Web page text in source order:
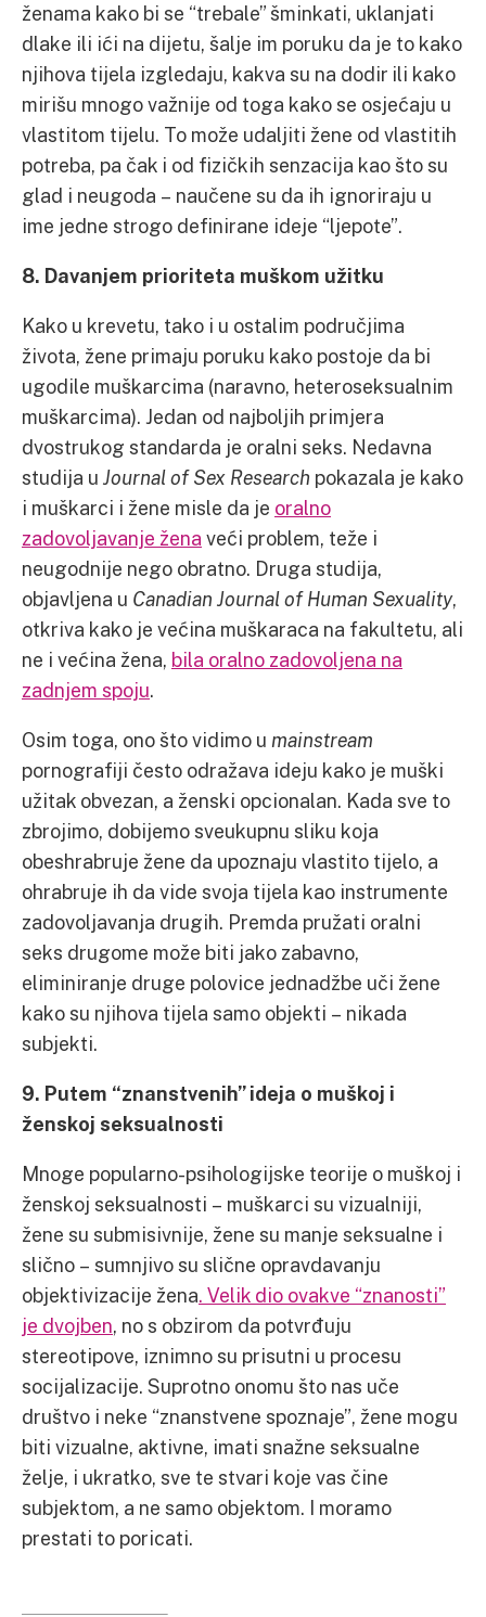
ženama kako bi se “trebale” šminkati, uklanjati
dlake ili ići na dijetu, šalje im poruku da je to kako
njihova tijela izgledaju, kakva su na dodir ili kako
mirišu mnogo važnije od toga kako se osjećaju u
vlastitom tijelu. To može udaljiti žene od vlastitih
potreba, pa čak i od fizičkih senzacija kao što su
glad i neugoda – naučene su da ih ignoriraju u
ime jedne strogo definirane ideje “ljepote”.
8. Davanjem prioriteta muškom užitku
Kako u krevetu, tako i u ostalim područjima
života, žene primaju poruku kako postoje da bi
ugodile muškarcima (naravno, heteroseksualnim
muškarcima). Jedan od najboljih primjera
dvostrukog standarda je oralni seks. Nedavna
studija u Journal of Sex Research pokazala je kako
i muškarci i žene misle da je oralno
zadovoljavanje žena veći problem, teže i
neugodnije nego obratno. Druga studija,
objavljena u Canadian Journal of Human Sexuality,
otkriva kako je većina muškaraca na fakultetu, ali
ne i većina žena, bila oralno zadovoljena na
zadnjem spoju.
Osim toga, ono što vidimo u mainstream
pornografiji često odražava ideju kako je muški
užitak obvezan, a ženski opcionalan. Kada sve to
zbrojimo, dobijemo sveukupnu sliku koja
obeshrabruje žene da upoznaju vlastito tijelo, a
ohrabruje ih da vide svoja tijela kao instrumente
zadovoljavanja drugih. Premda pružati oralni
seks drugome može biti jako zabavno,
eliminiranje druge polovice jednadžbe uči žene
kako su njihova tijela samo objekti – nikada
subjekti.
9. Putem “znanstvenih” ideja o muškoj i
ženskoj seksualnosti
Mnoge popularno-psihologijske teorije o muškoj i
ženskoj seksualnosti – muškarci su vizualniji,
žene su submisivnije, žene su manje seksualne i
slično – sumnjivo su slične opravdavanju
objektivizacije žena. Velik dio ovakve “znanosti”
je dvojben, no s obzirom da potvrđuju
stereotipove, iznimno su prisutni u procesu
socijalizacije. Suprotno onomu što nas uče
društvo i neke “znanstvene spoznaje”, žene mogu
biti vizualne, aktivne, imati snažne seksualne
želje, i ukratko, sve te stvari koje vas čine
subjektom, a ne samo objektom. I moramo
prestati to poricati.